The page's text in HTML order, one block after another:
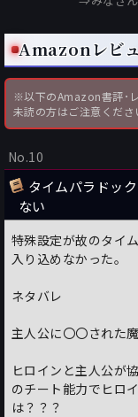
Amazonレビ
※以下のAmazon書評･
未読の方はご注意くださ
No.10
タイムパラドッ
ない
特殊設定が故のタイ
入り込めなかった。
ネタバレ
主人公に〇〇された
ヒロインと主人公が
のチート能力でヒロ
は？？？